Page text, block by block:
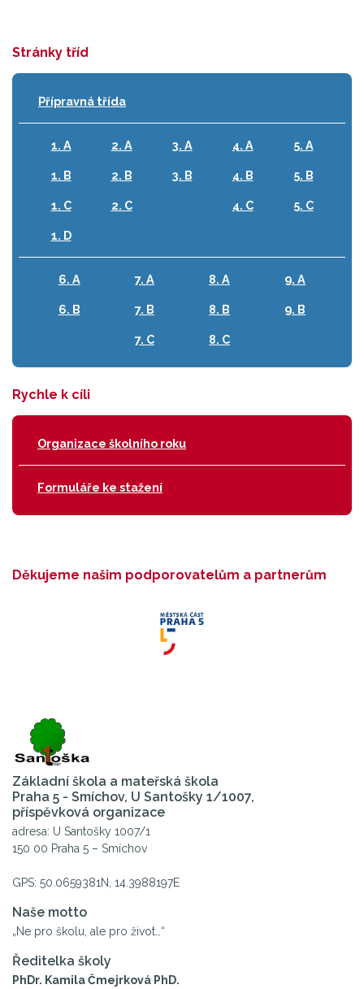
Stránky tříd
Přípravná třída
1. A
1. B
1. C
1. D
2. A
2. B
2. C
3. A
3. B
4. A
4. B
4. C
5. A
5. B
5. C
6. A
6. B
7. A
7. B
7. C
8. A
8. B
8. C
9. A
9. B
Rychle k cíli
Organizace školního roku
Formuláře ke stažení
Děkujeme našim podporovatelům a partnerům
Základní škola a mateřská škola
Praha 5 - Smíchov, U Santošky 1/1007,
příspěvková organizace
adresa: U Santošky 1007/1
150 00 Praha 5 – Smíchov
GPS: 50.0659381N, 14.3988197E
Naše motto
„Ne pro školu, ale pro život…“
Ředitelka školy
PhDr. Kamila Čmejrková PhD.